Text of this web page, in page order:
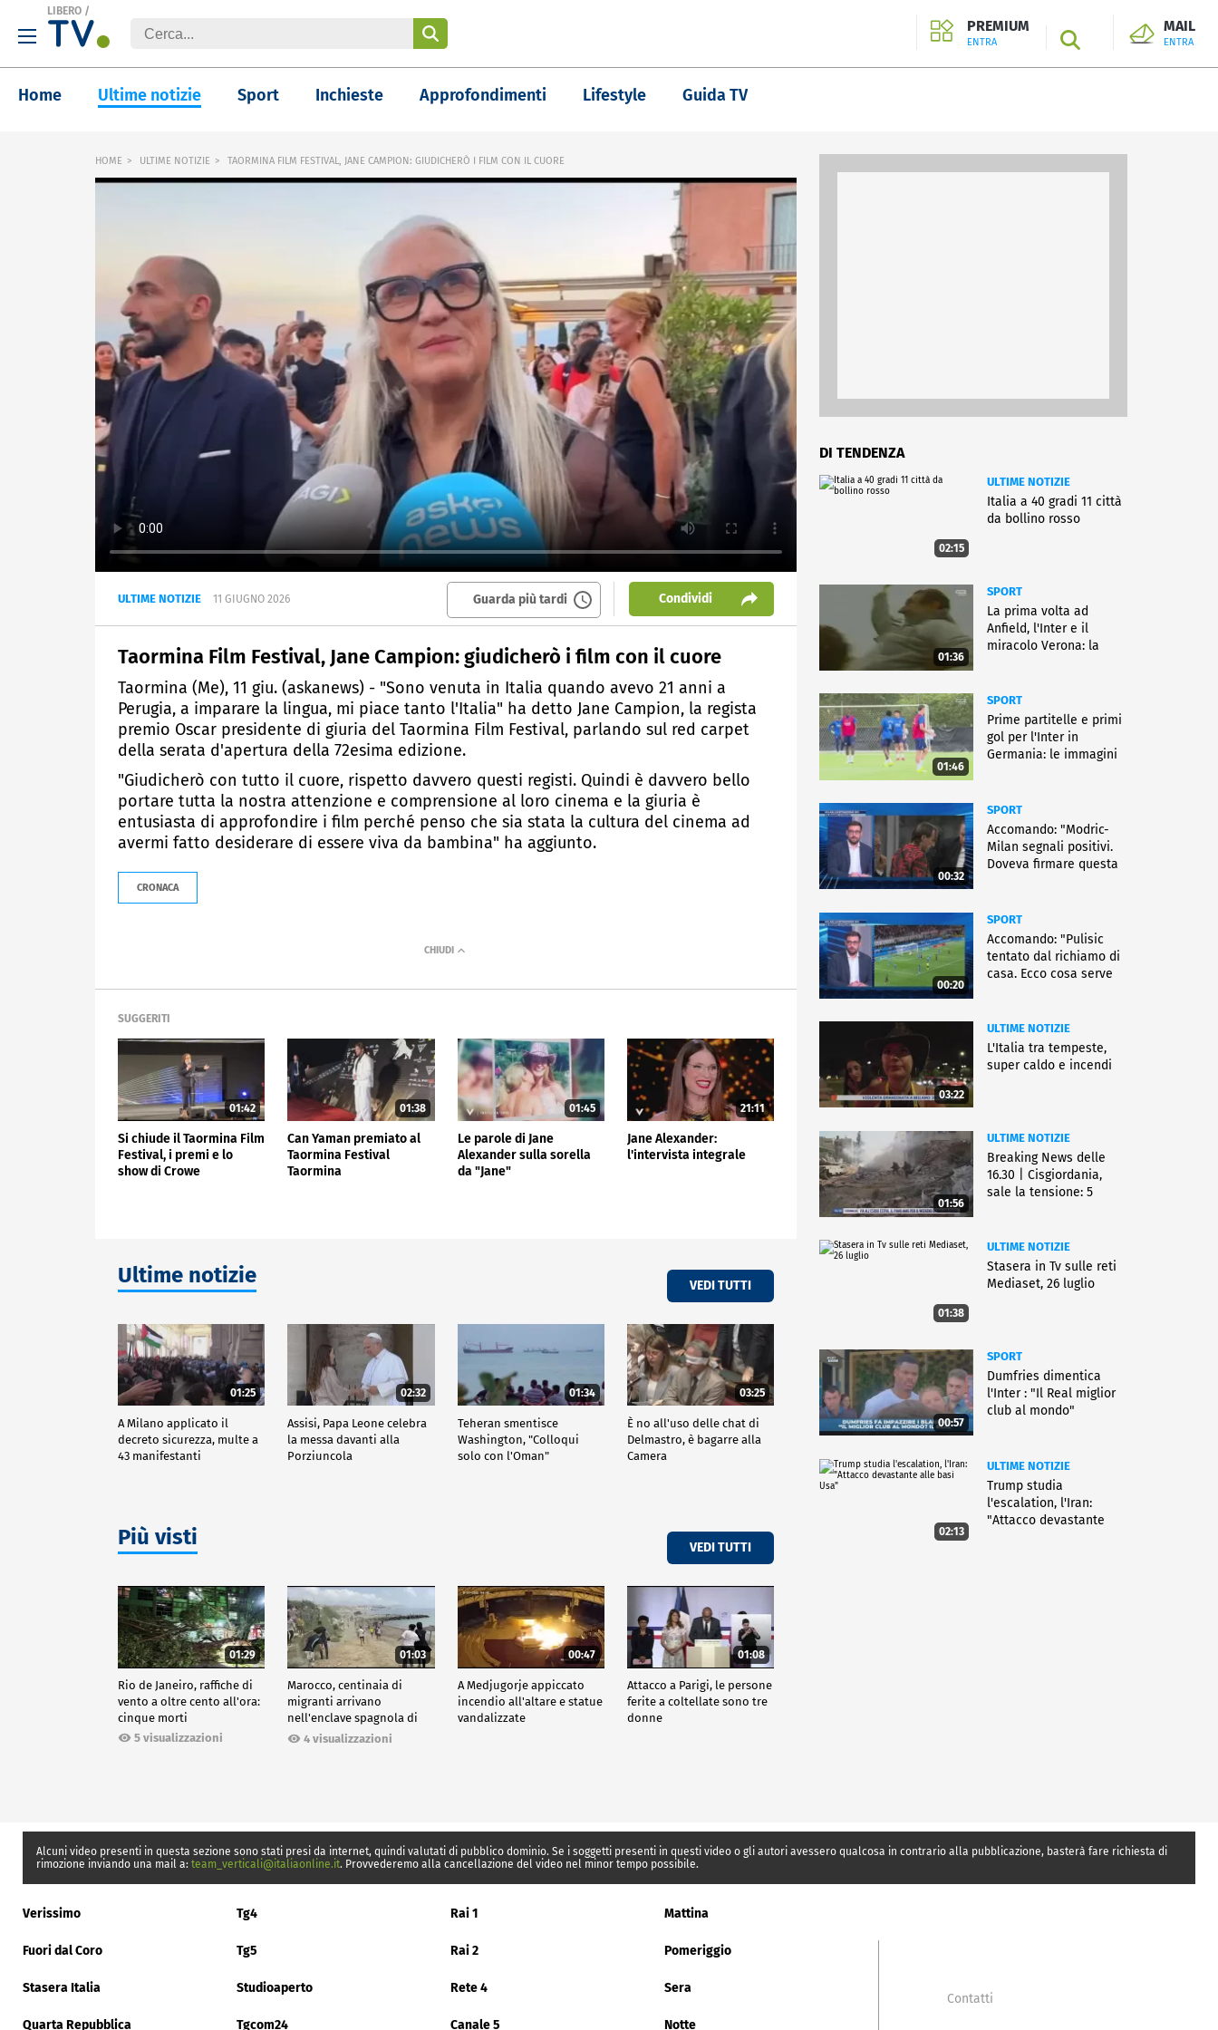
LIBERO /
PREMIUM
ENTRA SEARCH
MAIL
ENTRA
Home Ultime notizie Sport Inchieste Approfondimenti Lifestyle Guida TV
HOME ULTIME NOTIZIE TAORMINA FILM FESTIVAL, JANE CAMPION: GIUDICHERÒ I FILM CON IL CUORE
ULTIME NOTIZIE 11 GIUGNO 2026 Guarda più tardi Condividi
Taormina Film Festival, Jane Campion: giudicherò i film con il cuore
Taormina (Me), 11 giu. (askanews) - "Sono venuta in Italia quando avevo 21 anni a
Perugia, a imparare la lingua, mi piace tanto l'Italia" ha detto Jane Campion, la regista
premio Oscar presidente di giuria del Taormina Film Festival, parlando sul red carpet
della serata d'apertura della 72esima edizione.
"Giudicherò con tutto il cuore, rispetto davvero questi registi. Quindi è davvero bello
portare tutta la nostra attenzione e comprensione al loro cinema e la giuria è
entusiasta di approfondire i film perché penso che sia stata la cultura del cinema ad
avermi fatto desiderare di essere viva da bambina" ha aggiunto.
CRONACA
SUGGERITI
01:42
Si chiude il Taormina Film
Festival, i premi e lo
show di Crowe
01:38
Can Yaman premiato al
Taormina Festival
Taormina
01:45
Le parole di Jane
Alexander sulla sorella
da "Jane"
21:11
Jane Alexander:
l'intervista integrale
Ultime notizie VEDI TUTTI
01:25
A Milano applicato il
decreto sicurezza, multe a
43 manifestanti
02:32
Assisi, Papa Leone celebra
la messa davanti alla
Porziuncola
01:34
Teheran smentisce
Washington, "Colloqui
solo con l'Oman"
03:25
È no all'uso delle chat di
Delmastro, è bagarre alla
Camera
Più visti VEDI TUTTI
01:29
Rio de Janeiro, raffiche di
vento a oltre cento all'ora:
cinque morti
5 visualizzazioni
01:03
Marocco, centinaia di
migranti arrivano
nell'enclave spagnola di
Ceuta4 visualizzazioni
00:47
A Medjugorje appiccato
incendio all'altare e statue
vandalizzate
01:08
Attacco a Parigi, le persone
ferite a coltellate sono tre
donne
DI TENDENZA
02:15
ULTIME NOTIZIE
Italia a 40 gradi 11 città
da bollino rosso
01:36
SPORT
La prima volta ad
Anfield, l'Inter e il
miracolo Verona: la
01:46
SPORT
Prime partitelle e primi
gol per l'Inter in
Germania: le immagini
00:32
SPORT
Accomando: "Modric-
Milan segnali positivi.
Doveva firmare questa
00:20
SPORT
Accomando: "Pulisic
tentato dal richiamo di
casa. Ecco cosa serve
03:22
ULTIME NOTIZIE
L'Italia tra tempeste,
super caldo e incendi
01:56
ULTIME NOTIZIE
Breaking News delle
16.30 | Cisgiordania,
sale la tensione: 5
01:38
ULTIME NOTIZIE
Stasera in Tv sulle reti
Mediaset, 26 luglio
00:57
SPORT
Dumfries dimentica
l'Inter : "Il Real miglior
club al mondo"
02:13
ULTIME NOTIZIE
Trump studia
l'escalation, l'Iran:
"Attacco devastante
Alcuni video presenti in questa sezione sono stati presi da internet, quindi valutati di pubblico dominio. Se i soggetti presenti in questi video o gli autori avessero qualcosa in contrario alla pubblicazione, basterà fare richiesta di
rimozione inviando una mail a: team_verticali@italiaonline.it. Provvederemo alla cancellazione del video nel minor tempo possibile.
Verissimo Tg4 Rai 1 Mattina
Fuori dal Coro Tg5 Rai 2 Pomeriggio
Stasera Italia Studioaperto Rete 4 Sera
Quarta Repubblica Tgcom24 Canale 5 Notte
Contatti